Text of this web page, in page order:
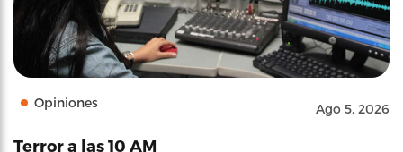
Opiniones Ago 5, 2026
Terror a las 10 AM